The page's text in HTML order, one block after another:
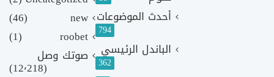
أحدث الموضوعات
794
الباندل الرئيسي
362
new
(46)
roobet
(1)
صوتك وصل
(12٬218)